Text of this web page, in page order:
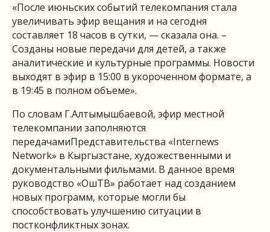
«После июньских событий телекомпания стала
увеличивать эфир вещания и на сегодня
составляет 18 часов в сутки, — сказала она. –
Созданы новые передачи для детей, а также
аналитические и культурные программы. Новости
выходят в эфир в 15:00 в укороченном формате, а
в 19:45 в полном объеме».
По словам Г.Алтымышбаевой, эфир местной
телекомпании заполняются
передачамиПредставительства «Internews
Network» в Кыргызстане, художественными и
документальными фильмами. В данное время
руководство «ОшТВ» работает над созданием
новых программ, которые могли бы
способствовать улучшению ситуации в
постконфликтных зонах.